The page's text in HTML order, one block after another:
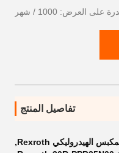
على العرض: 1000 / شهر
تفاصيل المنتج
,